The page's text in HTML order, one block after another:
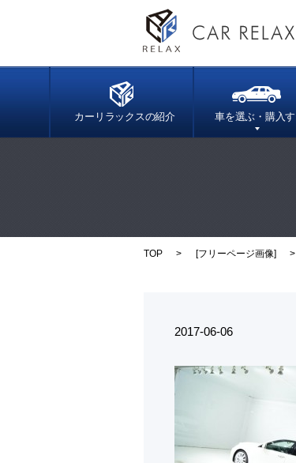
カーリラックスの紹介 車を選ぶ・購入
TOP [フリーページ画像]
2017-06-06